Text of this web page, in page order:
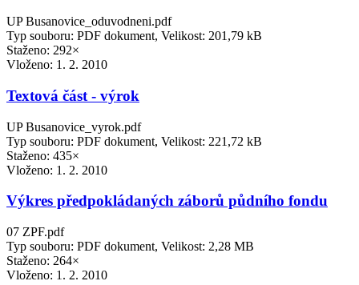
UP Busanovice_oduvodneni.pdf
Typ souboru: PDF dokument, Velikost: 201,79 kB
Staženo: 292×
Vloženo: 1. 2. 2010
Textová část - výrok
UP Busanovice_vyrok.pdf
Typ souboru: PDF dokument, Velikost: 221,72 kB
Staženo: 435×
Vloženo: 1. 2. 2010
Výkres předpokládaných záborů půdního fondu
07 ZPF.pdf
Typ souboru: PDF dokument, Velikost: 2,28 MB
Staženo: 264×
Vloženo: 1. 2. 2010